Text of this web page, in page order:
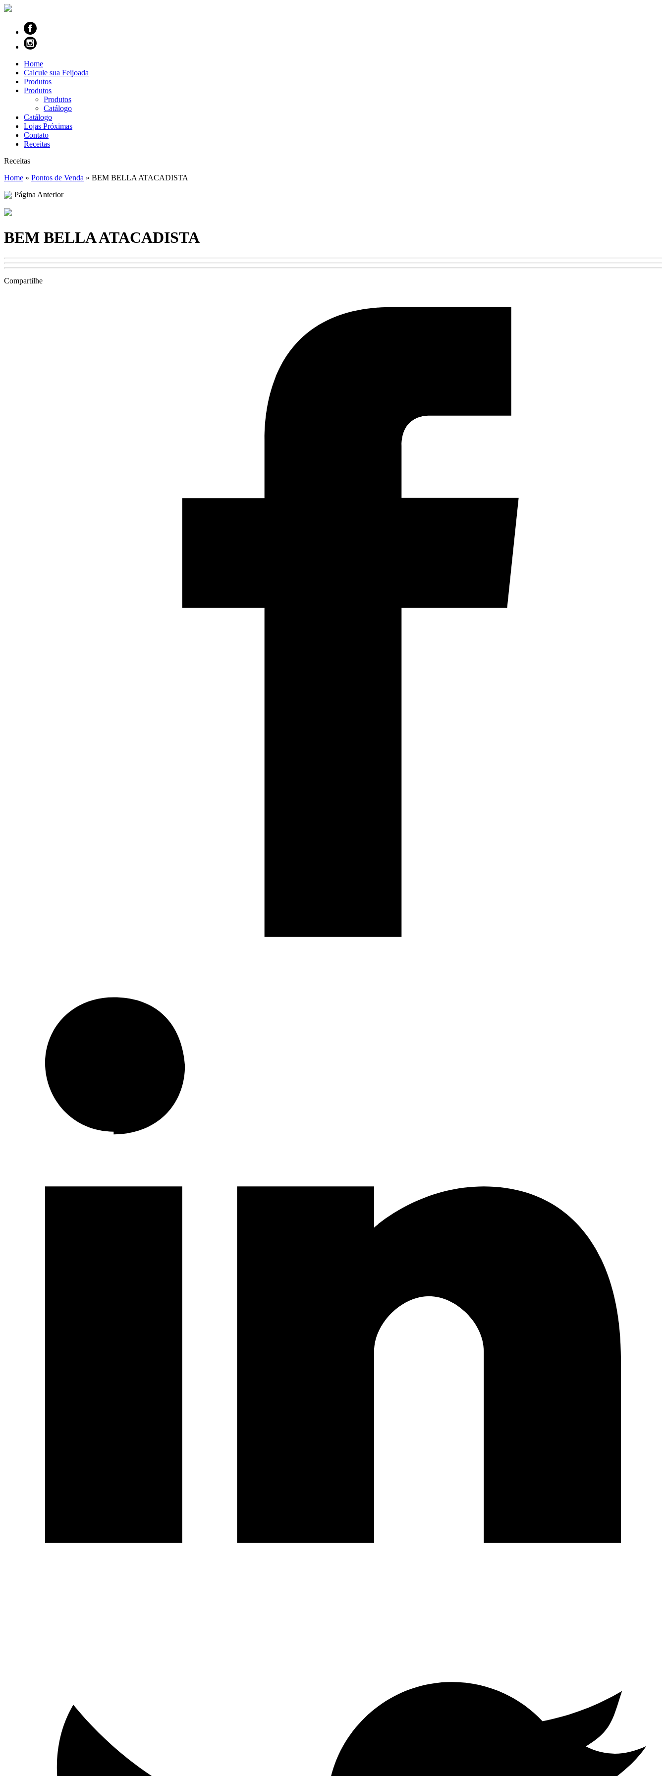
Home
Calcule sua Feijoada
Produtos
Produtos
Produtos
Catálogo
Catálogo
Lojas Próximas
Contato
Receitas
Receitas
Home » Pontos de Venda » BEM BELLA ATACADISTA
Página Anterior
BEM BELLA ATACADISTA
Compartilhe